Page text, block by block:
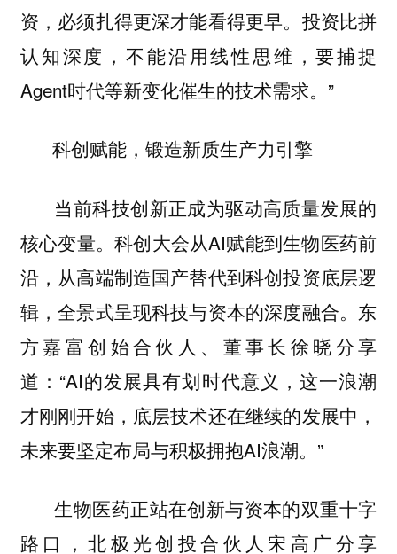
资，必须扎得更深才能看得更早。投资比拼
认知深度，不能沿用线性思维，要捕捉
Agent时代等新变化催生的技术需求。”
科创赋能，锻造新质生产力引擎
当前科技创新正成为驱动高质量发展的
核心变量。科创大会从AI赋能到生物医药前
沿，从高端制造国产替代到科创投资底层逻
辑，全景式呈现科技与资本的深度融合。东
方嘉富创始合伙人、董事长徐晓分享
道：“AI的发展具有划时代意义，这一浪潮
才刚刚开始，底层技术还在继续的发展中，
未来要坚定布局与积极拥抱AI浪潮。”
生物医药正站在创新与资本的双重十字
路口，北极光创投合伙人宋高广分享